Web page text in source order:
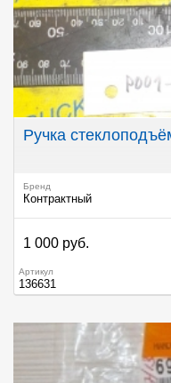
Ручка
Бренд
Контрактный
1 000 руб.
Артикул
136631